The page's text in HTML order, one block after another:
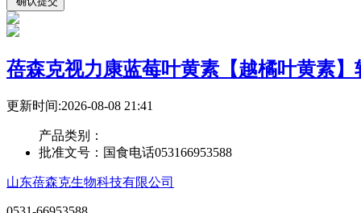
蓓森克视力康蓝莓叶黄素【越橘叶黄素】
更新时间:2026-08-08 21:41
产品类别：
批准文号： 国食电话053166953588
山东蓓森克生物科技有限公司